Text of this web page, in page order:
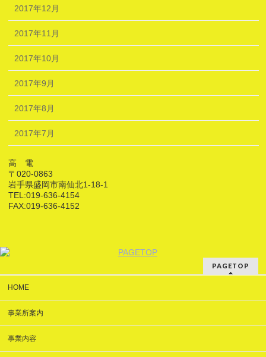
2017年12月
2017年11月
2017年10月
2017年9月
2017年8月
2017年7月
高 電
〒020-0863
岩手県盛岡市南仙北1-18-1
TEL:019-636-4154
FAX:019-636-4152
PAGETOP
HOME
事業所案内
事業内容